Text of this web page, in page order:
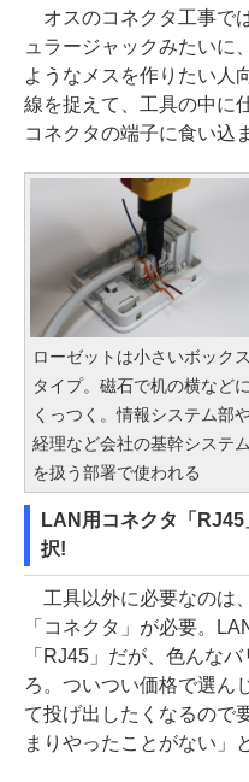
オスのコネクタ工事で
ュラージャックみたいに
ようなメスを作りたい人
線を捉えて、工具の中に
コネクタの端子に食い込
ローゼットは小さいボックス
タイプ。磁石で机の横などに
くっつく。情報システム部
経理など会社の基幹システム
を扱う部署で使われる
LAN用コネクタ「
択!
工具以外に必要なのは
「コネクタ」が必要。
「RJ45」だが、色んな
ろ。ついつい価格で選ん
て投げ出したくなるので
まりやったことがない」